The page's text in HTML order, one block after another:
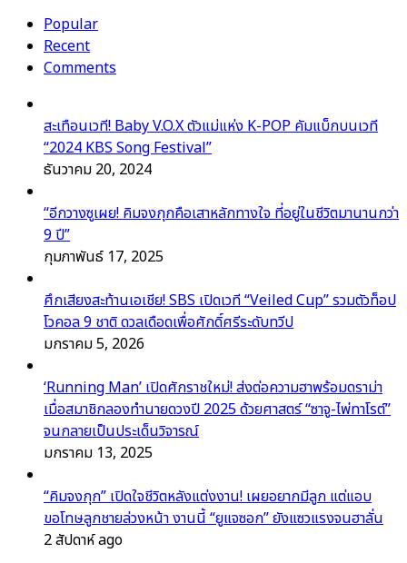
Popular
Recent
Comments
สะเทือนเวที! Baby V.O.X ตัวแม่แห่ง K-POP คัมแบ็กบนเวที
“2024 KBS Song Festival”
ธันวาคม 20, 2024
“อีกวางซูเผย! คิมจงกุกคือเสาหลักทางใจ ที่อยู่ในชีวิตมานานกว่า
9 ปี”
กุมภาพันธ์ 17, 2025
ศึกเสียงสะท้านเอเชีย! SBS เปิดเวที “Veiled Cup” รวมตัวท็อป
โวคอล 9 ชาติ ดวลเดือดเพื่อศักดิ์ศรีระดับทวีป
มกราคม 5, 2026
‘Running Man’ เปิดศักราชใหม่! ส่งต่อความฮาพร้อมดราม่า
เมื่อสมาชิกลองทำนายดวงปี 2025 ด้วยศาสตร์ “ซาจู-ไพ่ทาโรต์”
จนกลายเป็นประเด็นวิจารณ์
มกราคม 13, 2025
“คิมจงกุก” เปิดใจชีวิตหลังแต่งงาน! เผยอยากมีลูก แต่แอบ
ขอโทษลูกชายล่วงหน้า งานนี้ “ยูแจซอก” ยังแซวแรงจนฮาลั่น
2 สัปดาห์ ago